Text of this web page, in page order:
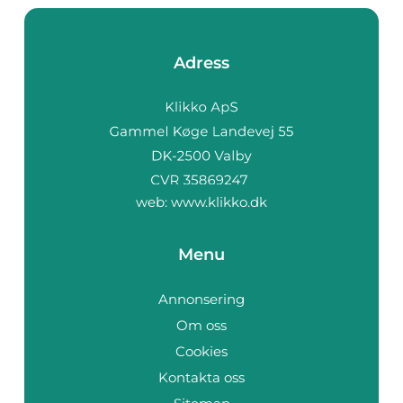
Adress
web: www.klikko.dk
Menu
Annonsering
Om oss
Cookies
Kontakta oss